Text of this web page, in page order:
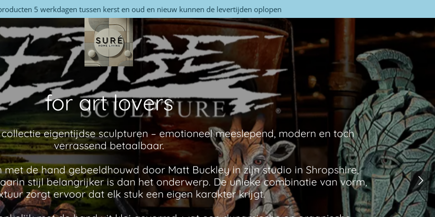
5 werkdagen tussen kerst en oud en nieuw kunnen de levertijden oplopen